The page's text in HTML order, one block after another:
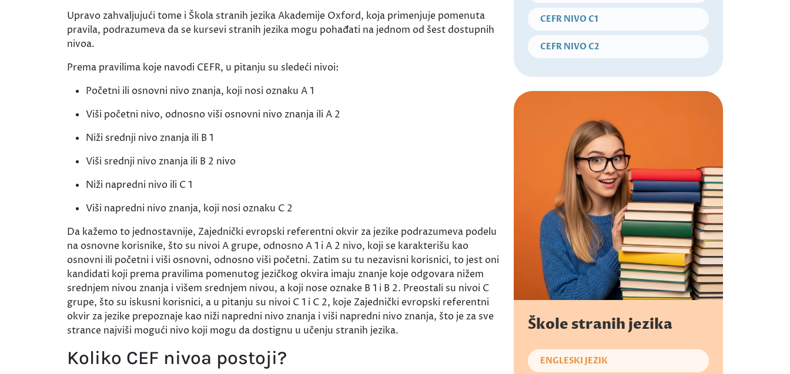
Upravo zahvaljujući tome i Škola stranih jezika Akademije Oxford, koja primenjuje pomenuta
pravila, podrazumeva da se kursevi stranih jezika mogu pohađati na jednom od šest dostupnih
nivoa.
Prema pravilima koje navodi CEFR, u pitanju su sledeći nivoi:
Početni ili osnovni nivo znanja, koji nosi oznaku A 1
Viši početni nivo, odnosno viši osnovni nivo znanja ili A 2
Niži srednji nivo znanja ili B 1
Viši srednji nivo znanja ili B 2 nivo
Niži napredni nivo ili C 1
Viši napredni nivo znanja, koji nosi oznaku C 2
Da kažemo to jednostavnije, Zajednički evropski referentni okvir za jezike podrazumeva podelu
na osnovne korisnike, što su nivoi A grupe, odnosno A 1 i A 2 nivo, koji se karakterišu kao
osnovni ili početni i viši osnovni, odnosno viši početni. Zatim su tu nezavisni korisnici, to jest oni
kandidati koji prema pravilima pomenutog jezičkog okvira imaju znanje koje odgovara nižem
srednjem nivou znanja i višem srednjem nivou, a koji nose oznake B 1 i B 2. Preostali su nivoi C
grupe, što su iskusni korisnici, a u pitanju su nivoi C 1 i C 2, koje Zajednički evropski referentni
okvir za jezike prepoznaje kao niži napredni nivo znanja i viši napredni nivo znanja, što je za sve
strance najviši mogući nivo koji mogu da dostignu u učenju stranih jezika.
Koliko CEF nivoa postoji?
CEFR NIVO C1
CEFR NIVO C2
Škole stranih jezika
ENGLESKI JEZIK